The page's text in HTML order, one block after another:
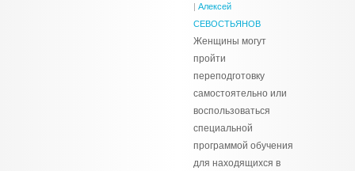
| Алексей
СЕВОСТЬЯНОВ
Женщины могут
пройти
переподготовку
самостоятельно или
воспользоваться
специальной
программой обучения
для находящихся в